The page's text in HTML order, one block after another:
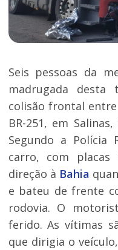
Seis pessoas da
madrugada desta
colisão frontal
BR-251, em
Segundo a Polícia
carro, com placas
direção à Bahia
e bateu de frente
rodovia. O
ferido. As vítimas
que dirigia o